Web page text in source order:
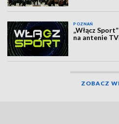
POZNAŃ
„Włącz
na antenie
ZOBACZ